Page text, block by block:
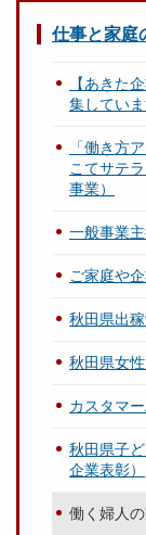
仕事と家庭
【あきた
集していま
「働き方
こてサテ
事業）
一般事業
ご家庭や
秋田県出
秋田県女
カスタマ
秋田県子
企業表彰）
働く婦人